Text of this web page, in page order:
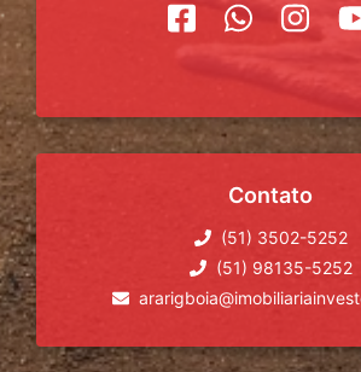
Contato
(51) 3502-5252
(51) 98135-5252